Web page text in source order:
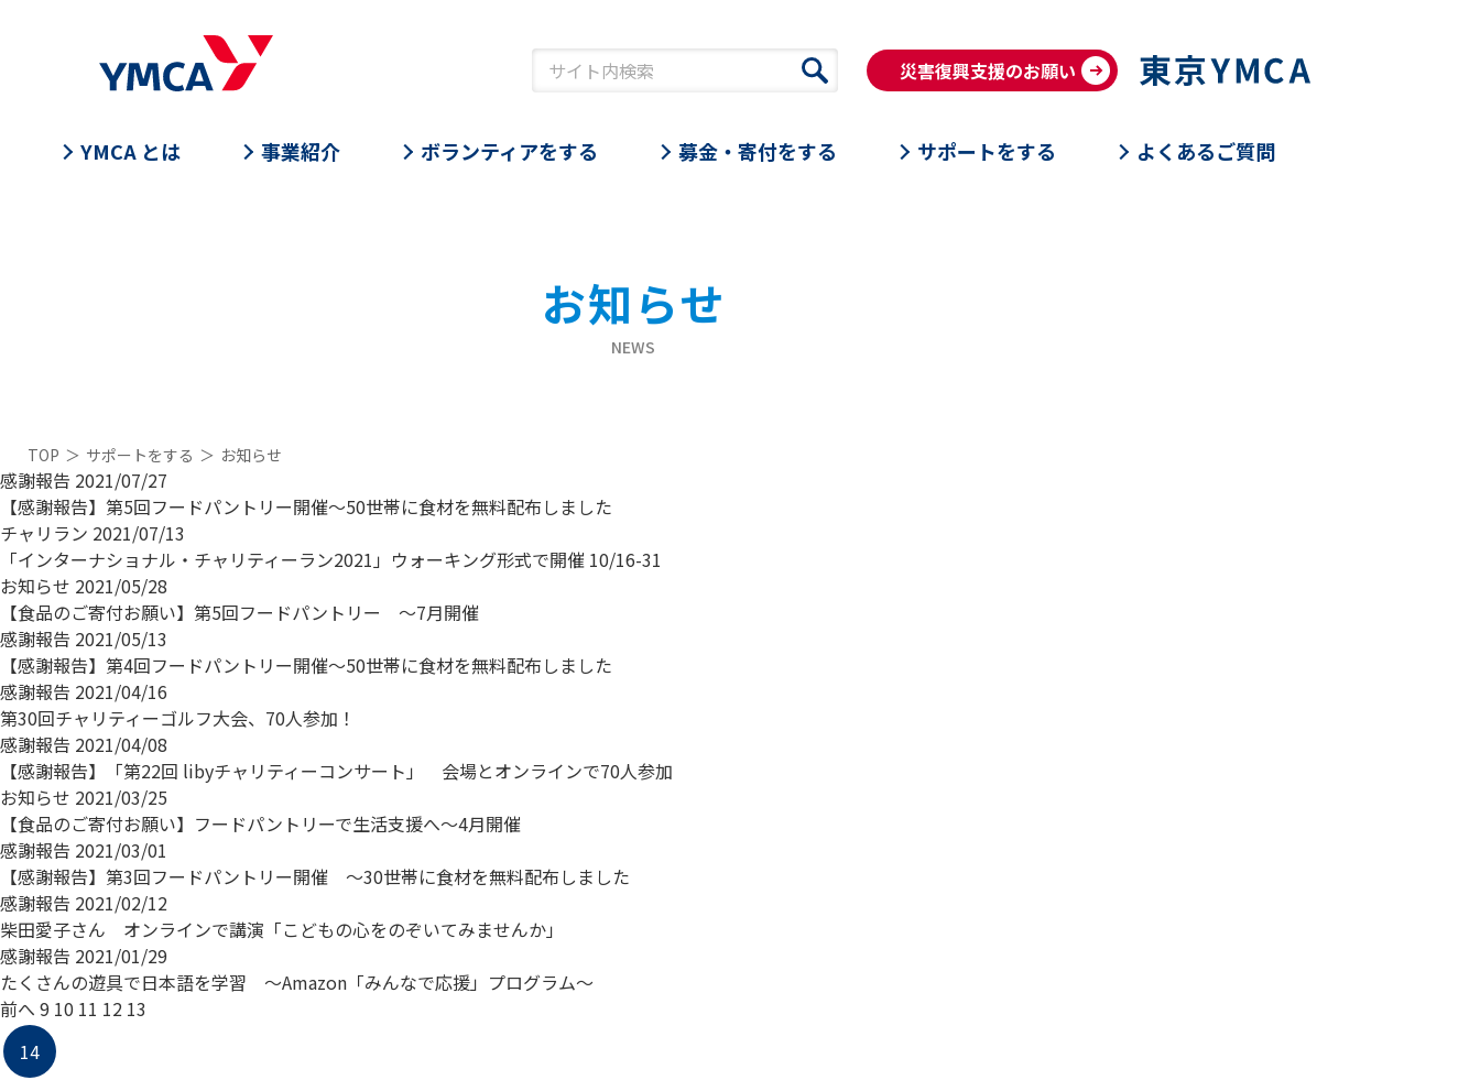
災害復興支援のお願い
YMCA とは 事業紹介 ボランティアをする 募金・寄付をする サポートをする よくあるご質問
お知らせ
NEWS
TOP ＞ サポートをする ＞ お知らせ
感謝報告 2021/07/27
【感謝報告】第5回フードパントリー開催～50世帯に食材を無料配布しました
チャリラン 2021/07/13
「インターナショナル・チャリティーラン2021」ウォーキング形式で開催 10/16-31
お知らせ 2021/05/28
【食品のご寄付お願い】第5回フードパントリー ～7月開催
感謝報告 2021/05/13
【感謝報告】第4回フードパントリー開催～50世帯に食材を無料配布しました
感謝報告 2021/04/16
第30回チャリティーゴルフ大会、70人参加！
感謝報告 2021/04/08
【感謝報告】「第22回 libyチャリティーコンサート」 会場とオンラインで70人参加
お知らせ 2021/03/25
【食品のご寄付お願い】フードパントリーで生活支援へ～4月開催
感謝報告 2021/03/01
【感謝報告】第3回フードパントリー開催 ～30世帯に食材を無料配布しました
感謝報告 2021/02/12
柴田愛子さん オンラインで講演「こどもの心をのぞいてみませんか」
感謝報告 2021/01/29
たくさんの遊具で日本語を学習 ～Amazon「みんなで応援」プログラム～
前へ 9 10 11 12 13
14